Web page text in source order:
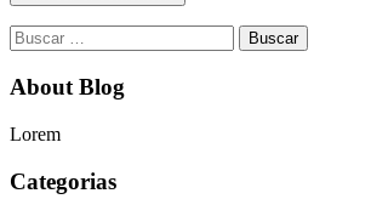
Buscar:
About Blog
Lorem
Categorias